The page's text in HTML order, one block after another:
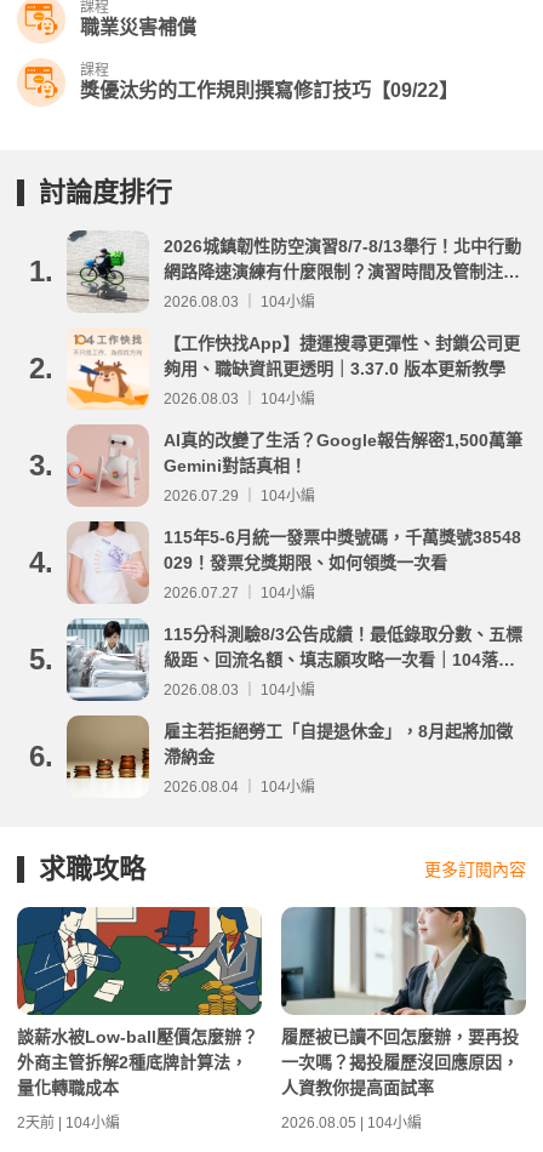
課程
職業災害補償
課程
獎優汰劣的工作規則撰寫修訂技巧【09/22】
討論度排行
1.
2026城鎮韌性防空演習8/7-8/13舉行！北中行動
網路降速演練有什麼限制？演習時間及管制注意
事項整理
2026.08.03 ｜ 104小編
2.
【工作快找App】捷運搜尋更彈性、封鎖公司更
夠用、職缺資訊更透明｜3.37.0 版本更新教學
2026.08.03 ｜ 104小編
3.
AI真的改變了生活？Google報告解密1,500萬筆
Gemini對話真相！
2026.07.29 ｜ 104小編
4.
115年5-6月統一發票中獎號碼，千萬獎號38548
029！發票兌獎期限、如何領獎一次看
2026.07.27 ｜ 104小編
5.
115分科測驗8/3公告成績！最低錄取分數、五標
級距、回流名額、填志願攻略一次看｜104落點
分析
2026.08.03 ｜ 104小編
6.
雇主若拒絕勞工「自提退休金」，8月起將加徵
滯納金
2026.08.04 ｜ 104小編
求職攻略 更多訂閱內容
談薪水被Low-ball壓價怎麼辦？
外商主管拆解2種底牌計算法，
量化轉職成本
2天前 | 104小編
履歷被已讀不回怎麼辦，要再投
一次嗎？揭投履歷沒回應原因，
人資教你提高面試率
2026.08.05 | 104小編